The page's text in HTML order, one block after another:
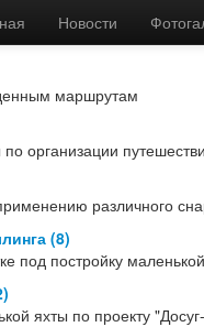
Новости
маршрутам
организации
различного
(8)
под постройку
яхты по проекту